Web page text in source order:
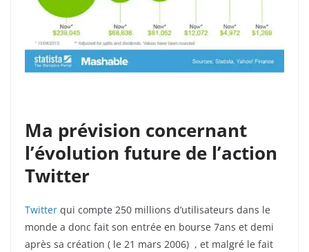
Ma prévision concernant
l’évolution future de l’action
Twitter
Twitter qui compte 250 millions d’utilisateurs dans le
monde a donc fait son entrée en bourse 7ans et demi
après sa création ( le 21 mars 2006) , et malgré le fait